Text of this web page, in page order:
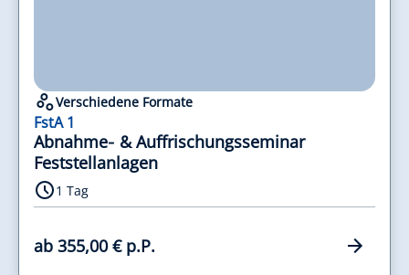
Verschiedene Formate
FstA 1
Abnahme‑ & Auffrischungsseminar
Feststellanlagen
1 Tag
ab 355,00 € p.P.